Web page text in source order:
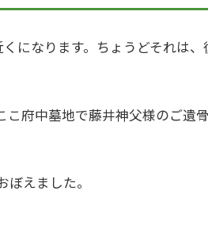
になります。ちょうどそれは、
府中墓地で藤井神父様のご遺
えました。